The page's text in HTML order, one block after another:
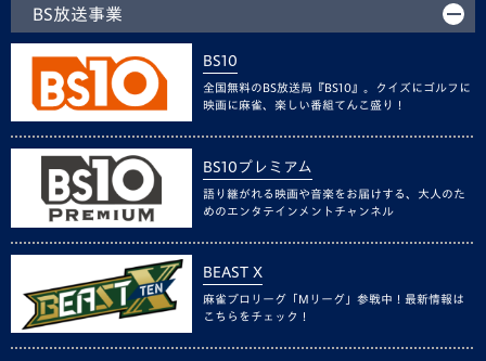
BS放送事業
BS10
全国無料のBS放送局『BS10』。クイズにゴルフに
映画に麻雀、楽しい番組てんこ盛り！
BS10プレミアム
語り継がれる映画や音楽をお届けする、大人のた
めのエンタテインメントチャンネル
BEAST X
麻雀プロリーグ「Mリーグ」参戦中！最新情報は
こちらをチェック！